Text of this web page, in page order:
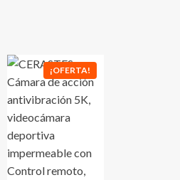
¡OFERTA!